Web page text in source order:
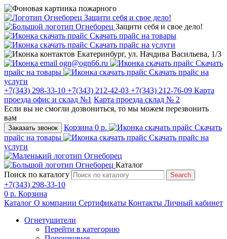
Защити себя и свое дело!
Защити себя и свое дело!
Скачать прайс на товары
Скачать прайс на услуги
Екатеринбург, ул. Начдива Васильева, 1/3
ogn@ogn66.ru
Скачать
прайс на товары
Скачать прайс на
услуги
+7(343) 298-33-10 +7(343) 212-42-03 +7(343) 212-76-09 Карта
проезда офис и склад №1 Карта проезда склад № 2
Если вы не смогли дозвониться, то мы можем перезвонить
вам
Заказать звонок Корзина 0 р.
Скачать
прайс на товары
Скачать прайс на
услуги
Каталог
Поиск по каталогу
Search
+7(343) 298-33-10
0 р. Корзина
Каталог О компании Сертификаты Контакты Личный кабинет
Огнетушители
Перейти в категорию